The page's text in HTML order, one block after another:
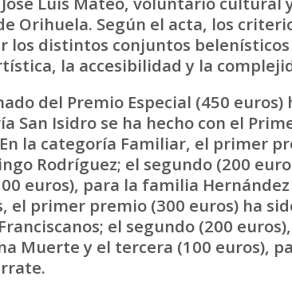
Orihuela. Según el acta, los
los distintos conjuntos
la accesibilidad y la
del Premio Especial (450
San Isidro se ha hecho con el
la categoría Familiar, el primer
Rodríguez; el segundo (200
euros), para la familia
el primer premio (300 euros) ha
el segundo (200
Muerte y el tercera (100 euros),